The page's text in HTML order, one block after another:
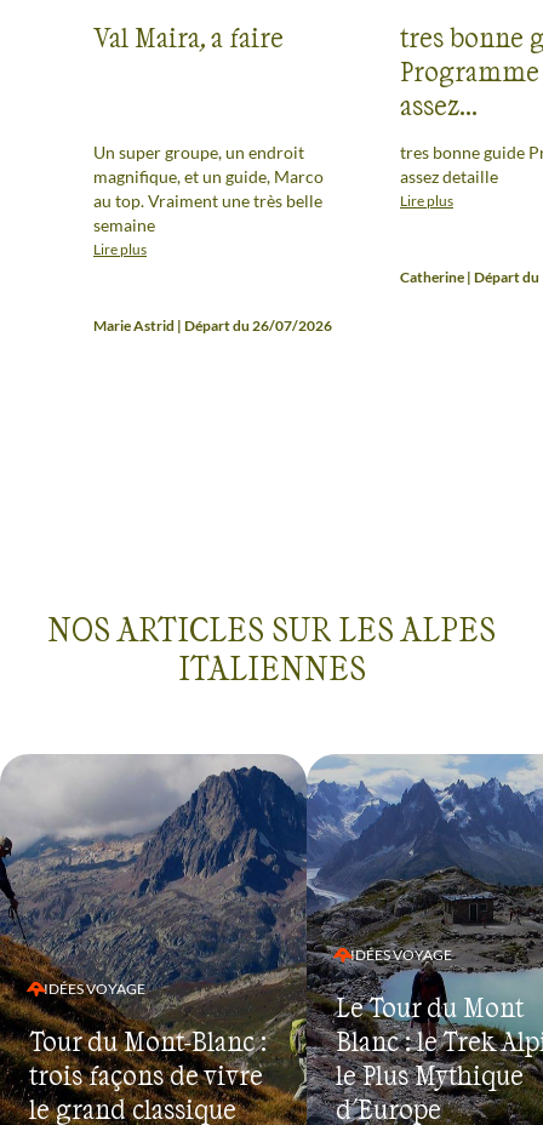
Val Maira, a faire
Un super groupe, un endroit
magnifique, et un guide, Marco
au top. Vraiment une très belle
semaine
Lire plus
Marie Astrid | Départ du 26/07/2026
tres bonne
Programme
assez...
tres bonne guide Programme pas
assez detaille
Lire plus
Catherine | Départ
NOS ARTICLES SUR LES ALPES
ITALIENNES
IDÉES VOYAGE
Tour du Mont-Blanc :
trois façons de vivre
le grand classique
IDÉES VOYAGE
Le Tour du Mont
Blanc : le Trek
le Plus Mythique
d'Europe